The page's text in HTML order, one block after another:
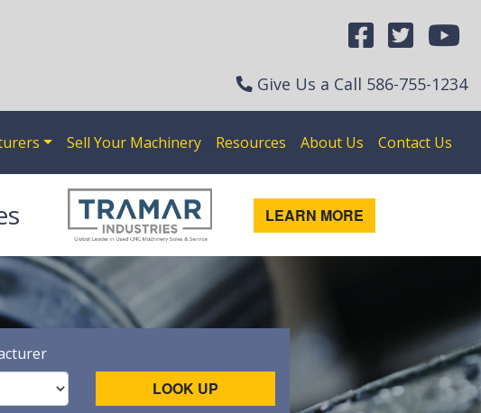
Give Us a Call 586-755-1234
Sell Your Machinery Resources About Us Contact Us
LEARN MORE
LOOK UP